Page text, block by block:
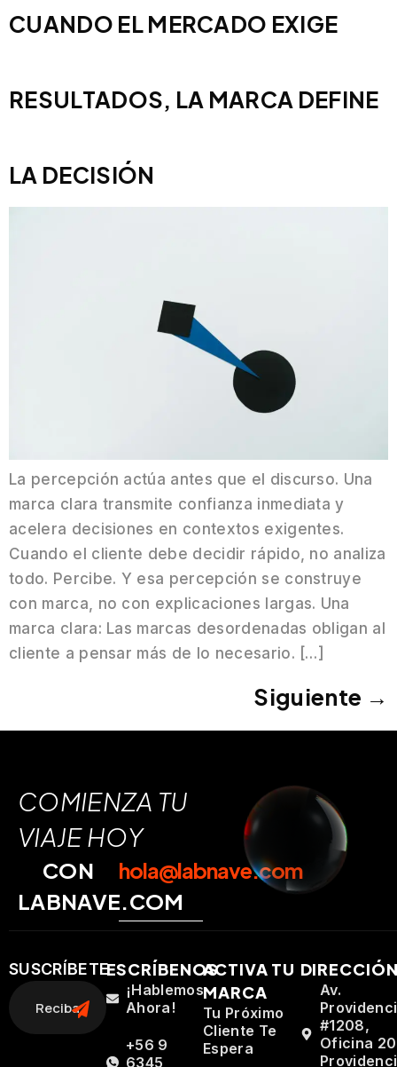
CUANDO EL MERCADO EXIGE
RESULTADOS, LA MARCA DEFINE
LA DECISIÓN
La percepción actúa antes que el discurso. Una
marca clara transmite confianza inmediata y
acelera decisiones en contextos exigentes.
Cuando el cliente debe decidir rápido, no analiza
todo. Percibe. Y esa percepción se construye
con marca, no con explicaciones largas. Una
marca clara: Las marcas desordenadas obligan al
cliente a pensar más de lo necesario. […]
Siguiente →
COMIENZA TU
VIAJE HOY
CON
LABNAVE.COM
hola@labnave.com
SUSCRÍBETEESCRÍBENOS
¡Hablemos
Ahora!
+56 9
6345
ACTIVA TU
MARCA
Tu Próximo
Cliente Te
Espera
Av.
#1208,
Oficina